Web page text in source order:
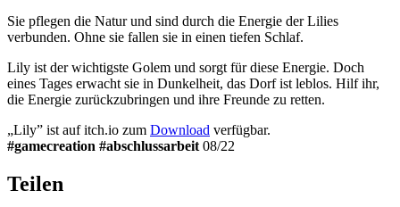
Sie pflegen die Natur und sind durch die Energie der Lilies
verbunden. Ohne sie fallen sie in einen tiefen Schlaf.
Lily ist der wichtigste Golem und sorgt für diese Energie. Doch
eines Tages erwacht sie in Dunkelheit, das Dorf ist leblos. Hilf ihr,
die Energie zurückzubringen und ihre Freunde zu retten.
„Lily” ist auf itch.io zum Download verfügbar.
#gamecreation #abschlussarbeit 08/22
Teilen